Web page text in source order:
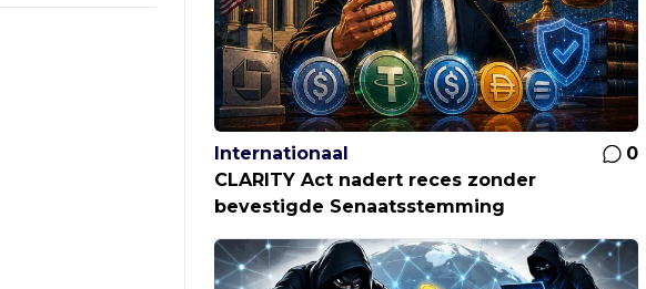
Internationaal
0
CLARITY Act nadert reces zonder
bevestigde Senaatsstemming